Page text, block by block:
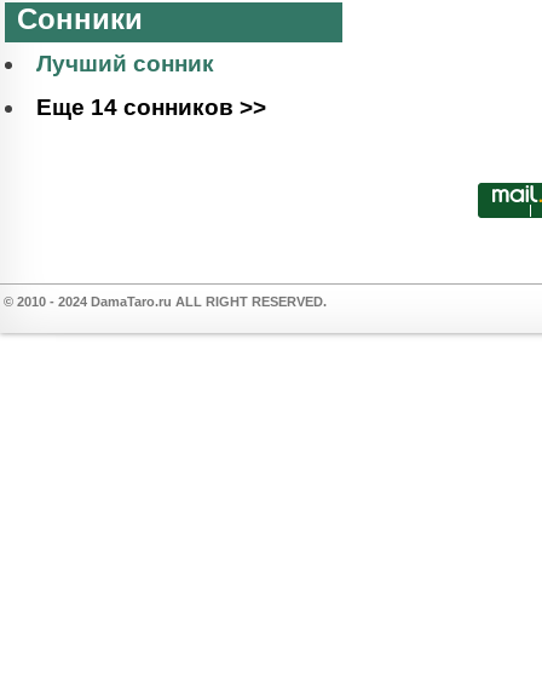
Сонники
Лучший сонник
Еще 14 сонников >>
© 2010 - 2024 DamaTaro.ru ALL RIGHT RESERVED.